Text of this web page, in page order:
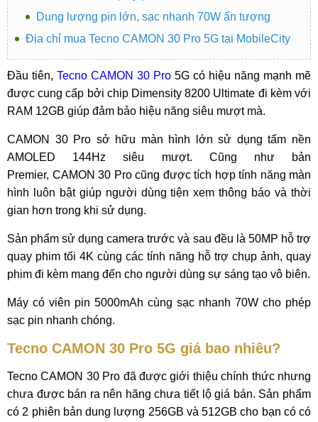
Dung lượng pin lớn, sạc nhanh 70W ấn tượng
Địa chỉ mua Tecno CAMON 30 Pro 5G tại MobileCity
Đầu tiên, Tecno CAMON 30 Pro 5G có hiệu năng mạnh mẽ
được cung cấp bởi chip Dimensity 8200 Ultimate đi kèm với
RAM 12GB giúp đảm bảo hiệu năng siêu mượt mà.
CAMON 30 Pro sở hữu màn hình lớn sử dụng tấm nền
AMOLED 144Hz siêu mượt. Cũng như bản
Premier, CAMON 30 Pro cũng được tích hợp tính năng màn
hình luôn bật giúp người dùng tiện xem thông báo và thời
gian hơn trong khi sử dụng.
Sản phẩm sử dụng camera trước và sau đều là 50MP hỗ trợ
quay phim tối 4K cùng các tính năng hỗ trợ chụp ảnh, quay
phim đi kèm mang đến cho người dùng sự sáng tạo vô biên.
Máy có viên pin 5000mAh cùng sạc nhanh 70W cho phép
sạc pin nhanh chóng.
Tecno CAMON 30 Pro 5G giá bao nhiêu?
Tecno CAMON 30 Pro đã được giới thiệu chính thức nhưng
chưa được bán ra nên hãng chưa tiết lộ giá bán. Sản phẩm
có 2 phiên bản dung lượng 256GB và 512GB cho bạn có có